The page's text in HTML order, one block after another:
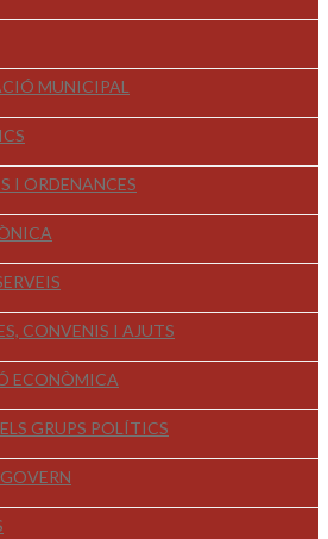
MUNICIPAL
I ORDENANCES
CONVENIS I AJUTS
ECONÒMICA
GRUPS POLÍTICS